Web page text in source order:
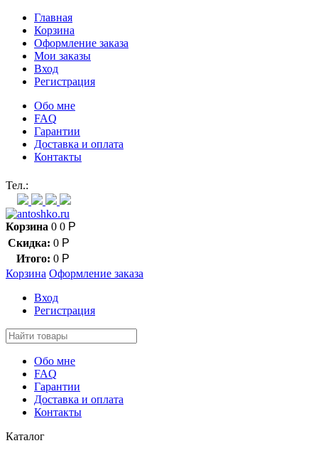
Главная
Корзина
Оформление заказа
Мои заказы
Вход
Регистрация
Обо мне
FAQ
Гарантии
Доставка и оплата
Контакты
Тел.:
Корзина 0 0 Р
Скидка: 0 Р
Итого: 0 Р
Корзина Оформление заказа
Вход
Регистрация
Обо мне
FAQ
Гарантии
Доставка и оплата
Контакты
Каталог